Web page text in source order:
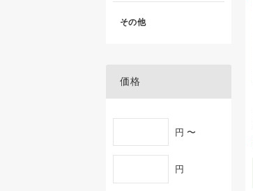
その他
価格
円 〜
円